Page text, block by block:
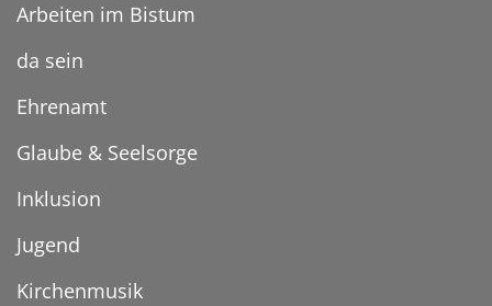
Arbeiten im Bistum
da sein
Ehrenamt
Glaube & Seelsorge
Inklusion
Jugend
Kirchenmusik